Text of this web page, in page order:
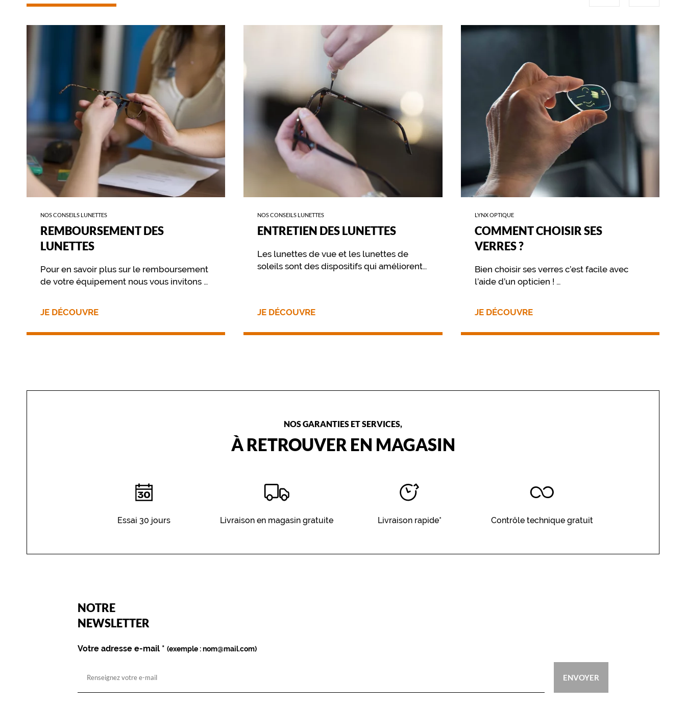
NOS CONSEILS LUNETTES
REMBOURSEMENT DES
LUNETTES
Pour en savoir plus sur le remboursement
de votre équipement nous vous invitons à
JE DÉCOUVRE
NOS CONSEILS LUNETTES
ENTRETIEN DES LUNETTES
Les lunettes de vue et les lunettes de
soleils sont des dispositifs qui améliorent
ses lunettes au travers de quelques
JE DÉCOUVRE
LYNX OPTIQUE
COMMENT CHOISIR SES
VERRES ?
Bien choisir ses verres c’est facile avec
l’aide d’un opticien !
options disponibles pour vos verres
optiques ou solaires.
JE DÉCOUVRE
-
NOS GARANTIES ET SERVICES,
À RETROUVER EN MAGASIN
Essai 30 jours Livraison en magasin gratuite Livraison rapide* Contrôle technique gratuit
NOTRE
NEWSLETTER
Name
Votre adresse e-mail *
(Ce
champ
est
obligatoire)
(exemple : nom@mail.com)
ENVOYER